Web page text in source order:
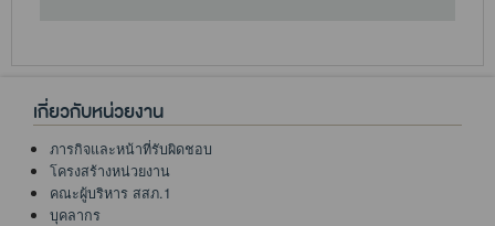
เกี่ยวกับหน่วยงาน
ภารกิจและหน้าที่รับผิดชอบ
โครงสร้างหน่วยงาน
คณะผู้บริหาร สสภ.1
บุคลากร